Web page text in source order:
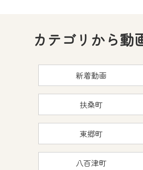
カテゴリから動
新着動画
扶桑町
東郷町
八百津町